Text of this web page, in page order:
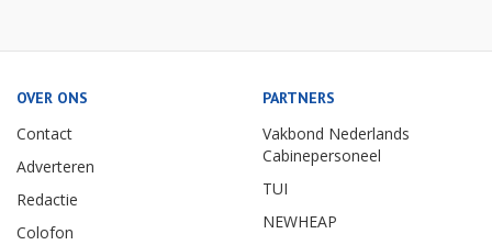
OVER ONS
Contact
Adverteren
Redactie
Colofon
PARTNERS
Vakbond Nederlands
Cabinepersoneel
TUI
NEWHEAP